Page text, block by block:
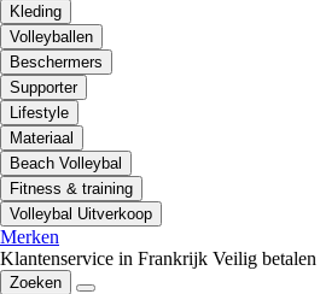
Kleding
Volleyballen
Beschermers
Supporter
Lifestyle
Materiaal
Beach Volleybal
Fitness & training
Volleybal Uitverkoop
Merken
Klantenservice in Frankrijk Veilig betalen
Zoeken